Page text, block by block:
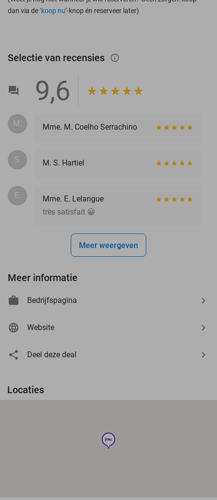
dan via de ‘koop nu’-knop én reserveer later)
Selectie van recensies info_outlined
9,6
M. Mme. M. Coelho Serrachino
S. M. S. Hartiel
E.
Mme. E. Lelangue
très satisfait 😀
Meer weergeven
Meer informatie
Bedrijfspagina
Website
Deel deze deal
Locaties
hotel